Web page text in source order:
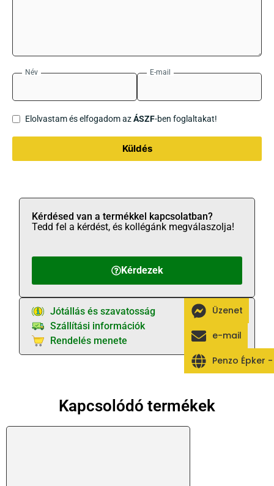
Név E-mail
Elolvastam és elfogadom azÁSZF-ben foglaltakat!
Küldés
Kérdezek
Kérdésed van a termékkel kapcsolatban?
Tedd fel a kérdést, és kollégánk megválaszolja!
Jótállás és szavatosság
Szállítási információk
Rendelés menete
Kapcsolódó termékek
Üzenet
e-mail
Penzo Épker